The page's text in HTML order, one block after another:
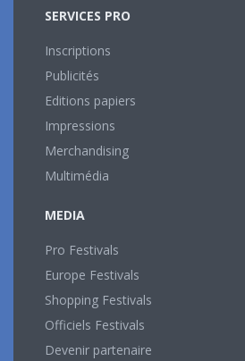
SERVICES PRO
Inscriptions
Publicités
Editions papiers
Impressions
Merchandising
Multimédia
MEDIA
Pro Festivals
Europe Festivals
Shopping Festivals
Officiels Festivals
Devenir partenaire